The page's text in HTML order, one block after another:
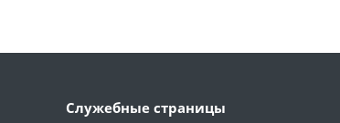
Служебные страницы